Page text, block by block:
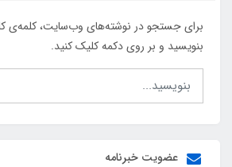
برای جستجو در نوشته‌های وب‌سایت، کلمه‌ی
بنویسید و بر روی دکمه کلیک کنید.
عضویت خبرنامه